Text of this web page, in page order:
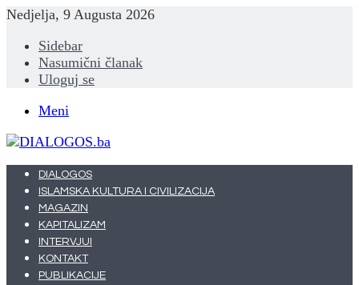
Nedjelja, 9 Augusta 2026
Sidebar
Nasumični članak
Uloguj se
Meni
DIALOGOS
ISLAMSKA KULTURA I CIVILIZACIJA
MAGAZIN
KAPITALIZAM
INTERVJUI
KONTAKT
PUBLIKACIJE